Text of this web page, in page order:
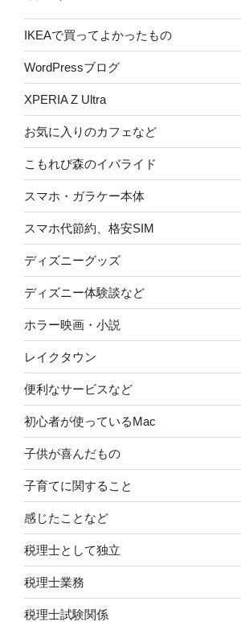
IKEAで買ってよかったもの
WordPressブログ
XPERIA Z Ultra
お気に入りのカフェなど
こもれび森のイバライド
スマホ・ガラケー本体
スマホ代節約、格安SIM
ディズニーグッズ
ディズニー体験談など
ホラー映画・小説
レイクタウン
便利なサービスなど
初心者が使っているMac
子供が喜んだもの
子育てに関すること
感じたことなど
税理士として独立
税理士業務
税理士試験関係